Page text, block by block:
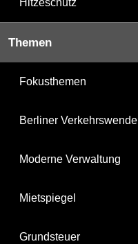
Hitzeschutz
Themen
Fokusthemen
Berliner Verkehrswende
Moderne Verwaltung
Mietspiegel
Grundsteuer